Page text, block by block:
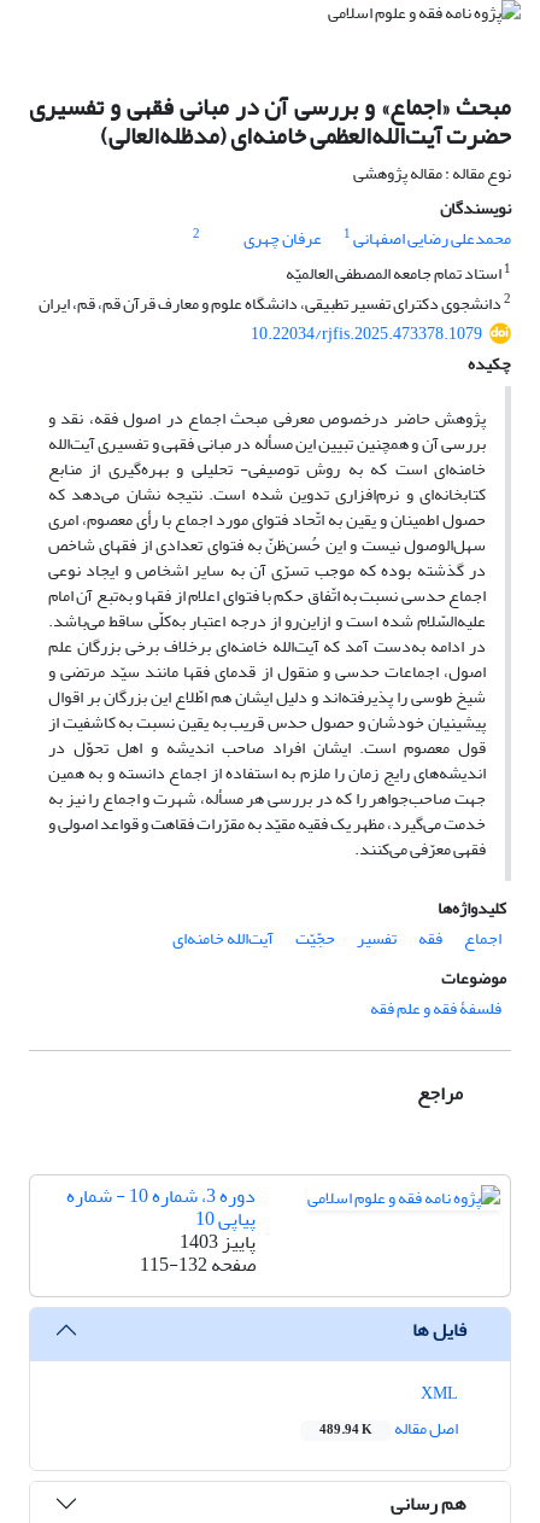
مبحث «اجماع» و بررسی آن در مبانی فقهی و تفسیری
حضرت آیت‌الله‌العظمی خامنه‌ای (مدظله‌العالی)
نوع مقاله : مقاله پژوهشی
نویسندگان
محمدعلی رضایی اصفهانی1 عرفان چهری
2
1استاد تمام جامعه المصطفی العالمیّه
2دانشجوی دکترای تفسیر تطبیقی، دانشگاه علوم و معارف قرآن قم، قم، ایران
10.22034/rjfis.2025.473378.1079
چکیده
پژوهش حاضر درخصوص معرفی مبحث اجماع در اصول فقه، نقد و
بررسی آن و همچنین تبیین این مسأله در مبانی فقهی و تفسیری آیت‌الله
خامنه‌ای است که به روش توصیفی- تحلیلی و بهره‌گیری از منابع
کتابخانه‌ای و نرم‌افزاری تدوین شده است. نتیجه نشان می‌دهد که
حصول اطمینان و یقین به اتّحاد فتوای مورد اجماع با رأی معصوم، امری
سهل‌الوصول نیست و این حُسن‌ظنّ به فتوای تعدادی از فقهای شاخص
در گذشته بوده که موجب تسرّی آن به سایر اشخاص و ایجاد نوعی
اجماع حدسی نسبت به اتّفاق حکم با فتوای اعلام از فقها و به‌تبع آن امام
علیه‌السّلام شده است و ازاین‌رو از درجه اعتبار به‌کلّی ساقط می‌باشد.
در ادامه به‌دست آمد که آیت‌الله خامنه‌ای برخلاف برخی بزرگان علم
اصول، اجماعات حدسی و منقول از قدمای فقها مانند سیّد مرتضی و
شیخ طوسی را پذیرفته‌اند و دلیل ایشان هم اطّلاع این بزرگان بر اقوال
پیشینیان خودشان و حصول حدس قریب به یقین نسبت به کاشفیت از
قول معصوم است. ایشان افراد صاحب اندیشه و اهل تحوّل در
اندیشه‌های رایج زمان را ملزم به استفاده از اجماع دانسته و به همین
جهت صاحب‌جواهر را که در بررسى هر مسأله، شهرت و اجماع را نیز به
خدمت می‌گیرد، مظهر یک فقیه مقیّد به مقرّرات فقاهت و قواعد اصولى و
فقهى معرّفی می‌کنند.
کلیدواژه‌ها
اجماع
فقه تفسیر حجّیّت
آیت‌الله خامنه‌ای
موضوعات
فلسفۀ فقه و علم فقه
مراجع
دوره 3، شماره 10 - شماره
پیاپی 10
پاییز 1403
صفحه115-132
فایل ها
اصل مقاله
489.94 K
هم رسانی